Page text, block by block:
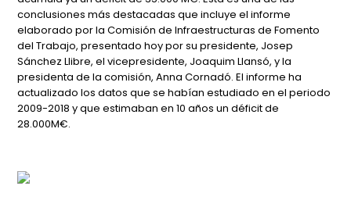
conclusiones más destacadas que incluye el informe
elaborado por la Comisión de Infraestructuras de Fomento
del Trabajo, presentado hoy por su presidente, Josep
Sánchez Llibre, el vicepresidente, Joaquim Llansó, y la
presidenta de la comisión, Anna Cornadó. El informe ha
actualizado los datos que se habían estudiado en el periodo
2009-2018 y que estimaban en 10 años un déficit de
28.000M€.